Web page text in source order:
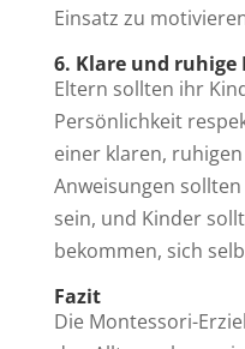
Einsatz zu
6. Klare und
Eltern sollten ihr
Persönlichkeit
einer klaren,
Anweisungen
sein, und Kinder
bekommen, sich
Fazit
Die Montessori-